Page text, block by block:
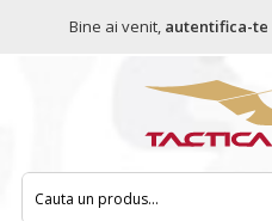
Bine ai venit, autentifica-te